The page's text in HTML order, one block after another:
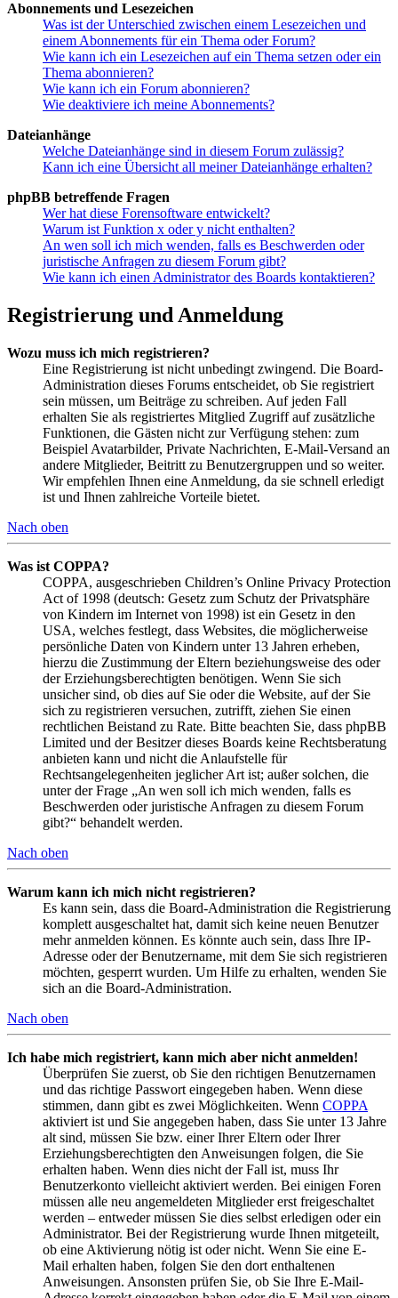
Abonnements und Lesezeichen
Was ist der Unterschied zwischen einem Lesezeichen und
einem Abonnements für ein Thema oder Forum?
Wie kann ich ein Lesezeichen auf ein Thema setzen oder ein
Thema abonnieren?
Wie kann ich ein Forum abonnieren?
Wie deaktiviere ich meine Abonnements?
Dateianhänge
Welche Dateianhänge sind in diesem Forum zulässig?
Kann ich eine Übersicht all meiner Dateianhänge erhalten?
phpBB betreffende Fragen
Wer hat diese Forensoftware entwickelt?
Warum ist Funktion x oder y nicht enthalten?
An wen soll ich mich wenden, falls es Beschwerden oder
juristische Anfragen zu diesem Forum gibt?
Wie kann ich einen Administrator des Boards kontaktieren?
Registrierung und Anmeldung
Wozu muss ich mich registrieren?
Eine Registrierung ist nicht unbedingt zwingend. Die Board-
Administration dieses Forums entscheidet, ob Sie registriert
sein müssen, um Beiträge zu schreiben. Auf jeden Fall
erhalten Sie als registriertes Mitglied Zugriff auf zusätzliche
Funktionen, die Gästen nicht zur Verfügung stehen: zum
Beispiel Avatarbilder, Private Nachrichten, E-Mail-Versand an
andere Mitglieder, Beitritt zu Benutzergruppen und so weiter.
Wir empfehlen Ihnen eine Anmeldung, da sie schnell erledigt
ist und Ihnen zahlreiche Vorteile bietet.
Nach oben
Was ist COPPA?
COPPA, ausgeschrieben Children’s Online Privacy Protection
Act of 1998 (deutsch: Gesetz zum Schutz der Privatsphäre
von Kindern im Internet von 1998) ist ein Gesetz in den
USA, welches festlegt, dass Websites, die möglicherweise
persönliche Daten von Kindern unter 13 Jahren erheben,
hierzu die Zustimmung der Eltern beziehungsweise des oder
der Erziehungsberechtigten benötigen. Wenn Sie sich
unsicher sind, ob dies auf Sie oder die Website, auf der Sie
sich zu registrieren versuchen, zutrifft, ziehen Sie einen
rechtlichen Beistand zu Rate. Bitte beachten Sie, dass phpBB
Limited und der Besitzer dieses Boards keine Rechtsberatung
anbieten kann und nicht die Anlaufstelle für
Rechtsangelegenheiten jeglicher Art ist; außer solchen, die
unter der Frage „An wen soll ich mich wenden, falls es
Beschwerden oder juristische Anfragen zu diesem Forum
gibt?“ behandelt werden.
Nach oben
Warum kann ich mich nicht registrieren?
Es kann sein, dass die Board-Administration die Registrierung
komplett ausgeschaltet hat, damit sich keine neuen Benutzer
mehr anmelden können. Es könnte auch sein, dass Ihre IP-
Adresse oder der Benutzername, mit dem Sie sich registrieren
möchten, gesperrt wurden. Um Hilfe zu erhalten, wenden Sie
sich an die Board-Administration.
Nach oben
Ich habe mich registriert, kann mich aber nicht anmelden!
Überprüfen Sie zuerst, ob Sie den richtigen Benutzernamen
und das richtige Passwort eingegeben haben. Wenn diese
stimmen, dann gibt es zwei Möglichkeiten. Wenn COPPA
aktiviert ist und Sie angegeben haben, dass Sie unter 13 Jahre
alt sind, müssen Sie bzw. einer Ihrer Eltern oder Ihrer
Erziehungsberechtigten den Anweisungen folgen, die Sie
erhalten haben. Wenn dies nicht der Fall ist, muss Ihr
Benutzerkonto vielleicht aktiviert werden. Bei einigen Foren
müssen alle neu angemeldeten Mitglieder erst freigeschaltet
werden – entweder müssen Sie dies selbst erledigen oder ein
Administrator. Bei der Registrierung wurde Ihnen mitgeteilt,
ob eine Aktivierung nötig ist oder nicht. Wenn Sie eine E-
Mail erhalten haben, folgen Sie den dort enthaltenen
Anweisungen. Ansonsten prüfen Sie, ob Sie Ihre E-Mail-